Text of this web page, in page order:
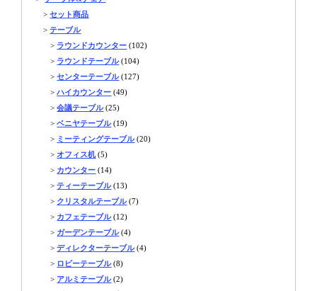
>セット商品
>テーブル
> ラウンドカウンター (102)
> ラウンドテーブル(104)
>センターテーブル(127)
>ハイカウンター (49)
>会議テーブル(25)
>ベニヤテーブル(19)
> ミーティングテーブル(20)
> オフィス机 (5)
> カウンター (14)
>ティーテーブル(13)
> クリスタルテーブル(7)
> カフェテーブル(12)
> ガーデンテーブル(4)
>ディレクターテーブル(4)
> ロビーテーブル(8)
> アルミテーブル(2)